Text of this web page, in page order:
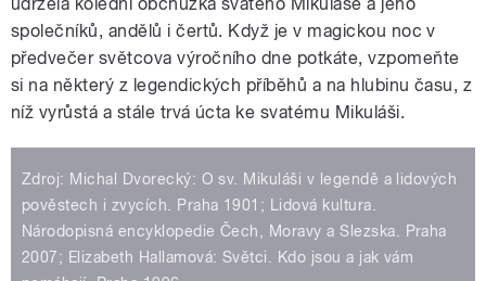
společníků, andělů i čertů. Když je v magickou noc v
předvečer světcova výročního dne potkáte, vzpomeňte
si na některý z legendických příběhů a na hlubinu času, z
níž vyrůstá a stále trvá úcta ke svatému Mikuláši.
Zdroj: Michal Dvorecký: O sv. Mikuláši v legendě a lidových
pověstech i zvycích. Praha 1901; Lidová kultura.
Národopisná encyklopedie Čech, Moravy a Slezska. Praha
2007; Elizabeth Hallamová: Světci. Kdo jsou a jak vám